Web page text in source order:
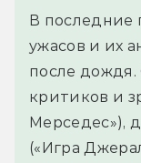
В последние
ужасов и их
после
критиков и
Мерседес»),
(«Игра